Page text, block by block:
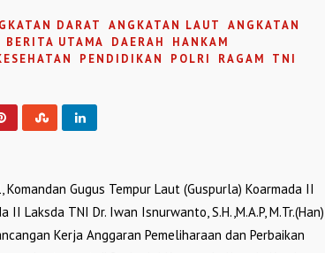
DARAT ANGKATAN LAUT
ANGKATAN
BERITA UTAMA DAERAH
HANKAM
PENDIDIKAN POLRI RAGAM TNI
Gugus Tempur Laut (Guspurla) Koarmada II
Laksda TNI Dr. Iwan Isnurwanto, S.H.,M.A.P, M.Tr.(Han),
Kerja Anggaran Pemeliharaan dan Perbaikan